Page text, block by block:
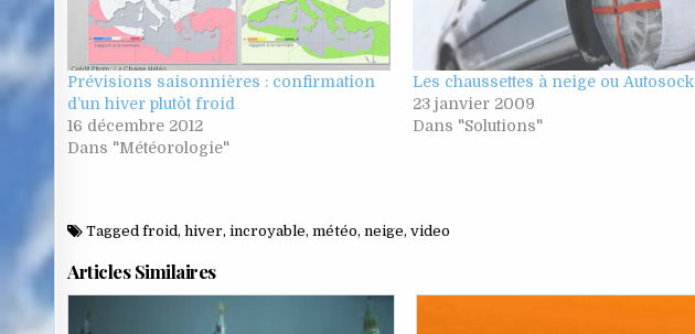
Prévisions saisonnières : confirmation
d’un hiver plutôt froid
16 décembre 2012
Dans "Météorologie"
Les chaussettes à neige ou Autosock
23 janvier 2009
Dans "Solutions"
Taggedfroid,hiver,incroyable,météo,neige,video
Articles Similaires